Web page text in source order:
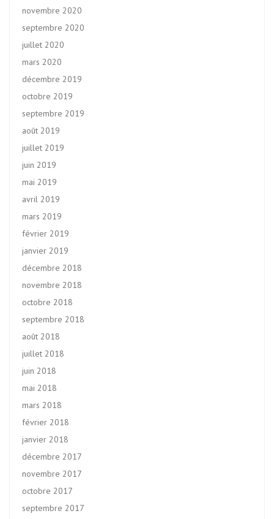
novembre 2020
septembre 2020
juillet 2020
mars 2020
décembre 2019
octobre 2019
septembre 2019
août 2019
juillet 2019
juin 2019
mai 2019
avril 2019
mars 2019
février 2019
janvier 2019
décembre 2018
novembre 2018
octobre 2018
septembre 2018
août 2018
juillet 2018
juin 2018
mai 2018
mars 2018
février 2018
janvier 2018
décembre 2017
novembre 2017
octobre 2017
septembre 2017